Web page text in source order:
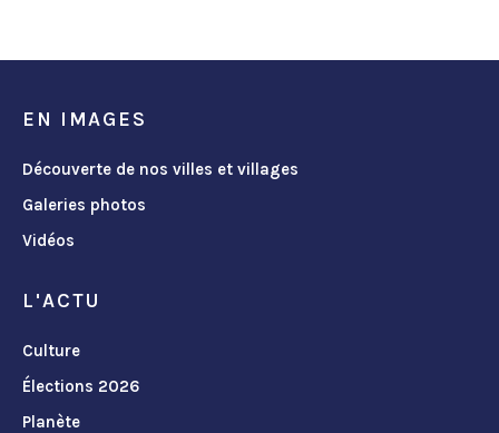
EN IMAGES
Découverte de nos villes et villages
Galeries photos
Vidéos
L'ACTU
Culture
Élections 2026
Planète